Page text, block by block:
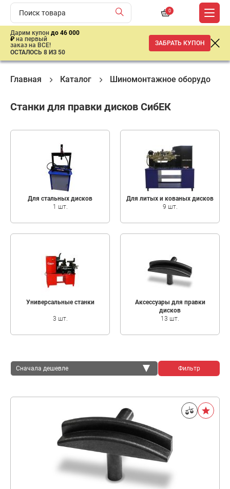
0
Дарим купон до 46 000
₽ на первый
заказ на ВСЕ!
ОСТАЛОСЬ 8 ИЗ 50
ЗАБРАТЬ КУПОН
Главная Каталог Шиномонтажное
Станки для правки дисков СибЕК
Для стальных дисков
1 шт.
Для литых и кованых дисков
9 шт.
Универсальные станки
3 шт.
Аксессуары для правки
дисков
13 шт.
Сначала дешевле Фильтр